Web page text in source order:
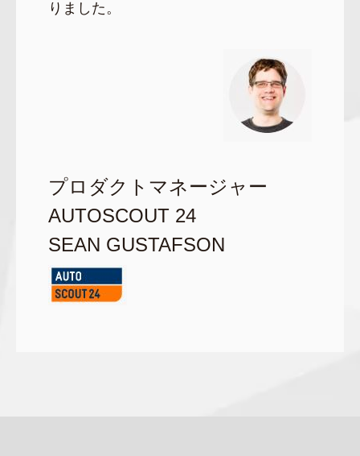
りました。
プロダクトマネージャー
AUTOSCOUT 24
SEAN GUSTAFSON